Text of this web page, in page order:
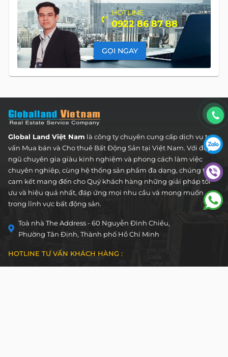
HOTLINE
0922 86 87 88
GỌI NGAY
Global Land Việt Nam là công ty chuyên cung cấp dịch vụ tư
vấn Mua bán và Cho thuê Bất Động Sản tại Việt Nam. Với đội
ngũ chuyên gia giàu kinh nghiệm và phong cách làm việc
chuyên nghiệp, cùng hệ thống sản phẩm đa dạng, chúng tôi
cam kết mang đến cho Quý khách hàng những giải pháp tối
ưu và hiệu quả nhất, đáp ứng mọi nhu cầu và mong muốn
trong lĩnh vực bất động sản.
Toà nhà The Address - 60 Nguyễn Đình Chiểu,
Phường Tân Định, Thành phố Hồ Chí Minh
HOTLINE TƯ VẤN KHÁCH HÀNG :